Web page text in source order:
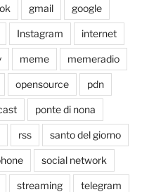
gmail google
Instagram internet
meme memeradio
opensource pdn
ponte di nona
rss santo del giorno
social network
streaming telegram